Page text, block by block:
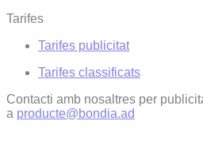
Tarifes
Tarifes publicitat
Tarifes classificats
Contacti amb nosaltres per
a producte@bondia.ad